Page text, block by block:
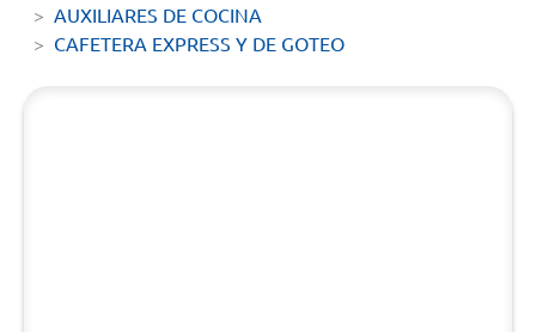
AUXILIARES DE COCINA
CAFETERA EXPRESS Y DE GOTEO